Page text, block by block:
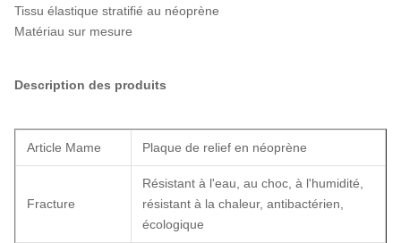
Tissu élastique stratifié au néoprène
Matériau sur mesure
Description des produits
Article Mame Plaque de relief en néoprène
Fracture
Résistant à l'eau, au choc, à l'humidité,
résistant à la chaleur, antibactérien,
écologique